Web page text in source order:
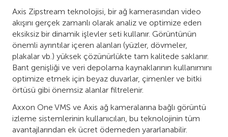
Axis Zipstream teknolojisi, bir ağ kamerasından video
akışını gerçek zamanlı olarak analiz ve optimize eden
eksiksiz bir dinamik işlevler seti kullanır. Görüntünün
önemli ayrıntılar içeren alanları (yüzler, dövmeler,
plakalar vb.) yüksek çözünürlükte tam kalitede saklanır.
Bant genişliği ve veri depolama kaynaklarının kullanımını
optimize etmek için beyaz duvarlar, çimenler ve bitki
örtüsü gibi önemsiz alanlar filtrelenir.
Axxon One VMS ve Axis ağ kameralarına bağlı görüntü
izleme sistemlerinin kullanıcıları, bu teknolojinin tüm
avantajlarından ek ücret ödemeden yararlanabilir.